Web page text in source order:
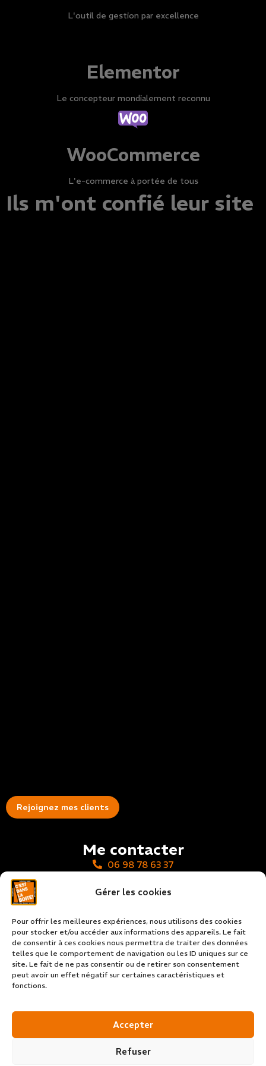
Gérer les cookies
Pour offrir les meilleures expériences, nous utilisons des cookies
pour stocker et/ou accéder aux informations des appareils. Le fait
de consentir à ces cookies nous permettra de traiter des données
telles que le comportement de navigation ou les ID uniques sur ce
site. Le fait de ne pas consentir ou de retirer son consentement
peut avoir un effet négatif sur certaines caractéristiques et
fonctions.
Accepter
Refuser
L'outil de gestion par excellence
Elementor
Le concepteur mondialement reconnu
WooCommerce
L'e-commerce à portée de tous
Ils m'ont confié leur site
Rejoignez mes clients
Me contacter
06 98 78 63 37
Mon adresse
16 Rue des Mésanges, 57570 Cattenom
Du lundi au samedi de 9h à 18h
© 2021-2026 C’est dans la boîte de Com